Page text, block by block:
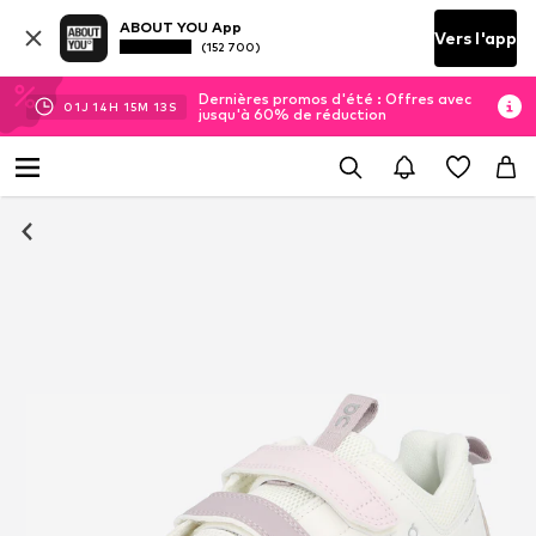
ABOUT YOU App
(152 700) Vers l'app
01J 14H 15M 13 S
Dernières promos d'été : Offres avec
jusqu'à 60% de réduction